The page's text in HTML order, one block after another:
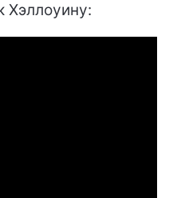
Хэллоуину: